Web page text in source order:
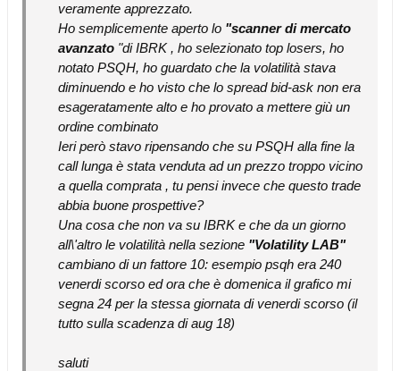
veramente apprezzato.
Ho semplicemente aperto lo "scanner di mercato
avanzato "di IBRK , ho selezionato top losers, ho
notato PSQH, ho guardato che la volatilità stava
diminuendo e ho visto che lo spread bid-ask non era
esageratamente alto e ho provato a mettere giù un
ordine combinato
Ieri però stavo ripensando che su PSQH alla fine la
call lunga è stata venduta ad un prezzo troppo vicino
a quella comprata , tu pensi invece che questo trade
abbia buone prospettive?
Una cosa che non va su IBRK e che da un giorno
all\'altro le volatilità nella sezione "Volatility LAB"
cambiano di un fattore 10: esempio psqh era 240
venerdi scorso ed ora che è domenica il grafico mi
segna 24 per la stessa giornata di venerdi scorso (il
tutto sulla scadenza di aug 18)
saluti